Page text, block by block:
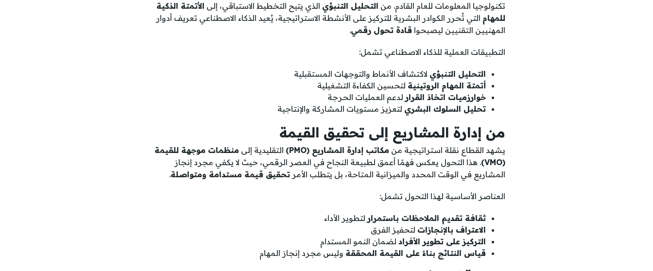
تكنولوجيا المعلومات للعام القادم. من التحليل التنبؤي الذي يتيح التخطيط الاستباقي، إلى الأتمتة الذكية
للمهام التي تُحرر الكوادر البشرية للتركيز على الأنشطة الاستراتيجية، يُعيد الذكاء الاصطناعي تعريف أدوار
المهنيين التقنيين ليصبحوا قادة تحول رقمي.
التطبيقات العملية للذكاء الاصطناعي تشمل:
التحليل التنبؤي لاكتشاف الأنماط والتوجهات المستقبلية
أتمتة المهام الروتينية لتحسين الكفاءة التشغيلية
خوارزميات اتخاذ القرار لدعم العمليات الحرجة
تحليل السلوك البشري لتعزيز مستويات المشاركة والإنتاجية
من إدارة المشاريع إلى تحقيق القيمة
يشهد القطاع نقلة استراتيجية من مكاتب إدارة المشاريع (PMO) التقليدية إلى منظمات موجهة للقيمة
(VMO)
. هذا التحول يعكس فهمًا أعمق لطبيعة النجاح في العصر الرقمي، حيث لا يكفي مجرد إنجاز
المشاريع في الوقت المحدد والميزانية المتاحة، بل يتطلب الأمر تحقيق قيمة مستدامة ومتواصلة.
العناصر الأساسية لهذا التحول تشمل:
ثقافة تقديم الملاحظات باستمرار لتطوير الأداء
الاعتراف بالإنجازات لتحفيز الفرق
التركيز على تطوير الأفراد لضمان النمو المستدام
قياس النتائج بناءً على القيمة المحققة وليس مجرد إنجاز المهام